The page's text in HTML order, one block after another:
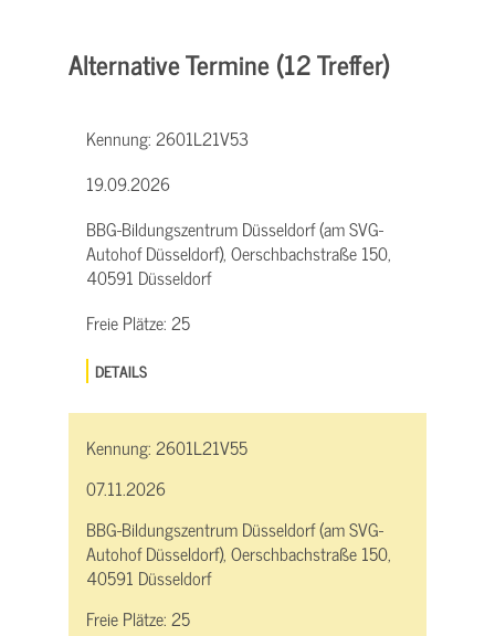
Alternative Termine (12 Treffer)
Kennung:2601L21V53
19.09.2026
BBG-Bildungszentrum Düsseldorf (am SVG-
Autohof Düsseldorf), Oerschbachstraße 150,
40591 Düsseldorf
Freie Plätze:25
DETAILS
Kennung:2601L21V55
07.11.2026
BBG-Bildungszentrum Düsseldorf (am SVG-
Autohof Düsseldorf), Oerschbachstraße 150,
40591 Düsseldorf
Freie Plätze:25